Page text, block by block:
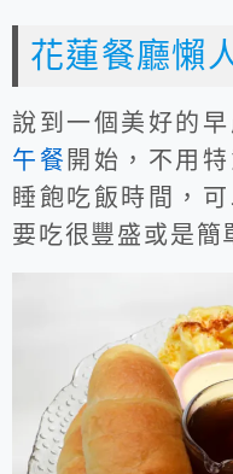
花蓮餐廳懶
說到一個美好的
午餐 開始，不用
睡飽吃飯時間，
要吃很豐盛或是簡